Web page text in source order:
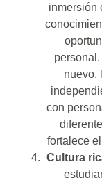
inmersión
nuevo,
con
fortalece
Cultura